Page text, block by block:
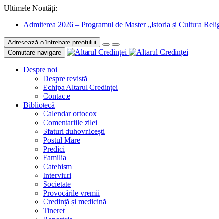
Ultimele Noutăți:
Admiterea 2026 – Programul de Master „Istoria și Cultura
Adresează o întrebare preotului
Comutare navigare
Despre noi
Despre revistă
Echipa Altarul Credinței
Contacte
Bibliotecă
Calendar ortodox
Comentariile zilei
Sfaturi duhovnicești
Postul Mare
Predici
Familia
Catehism
Interviuri
Societate
Provocările vremii
Credință și medicină
Tineret